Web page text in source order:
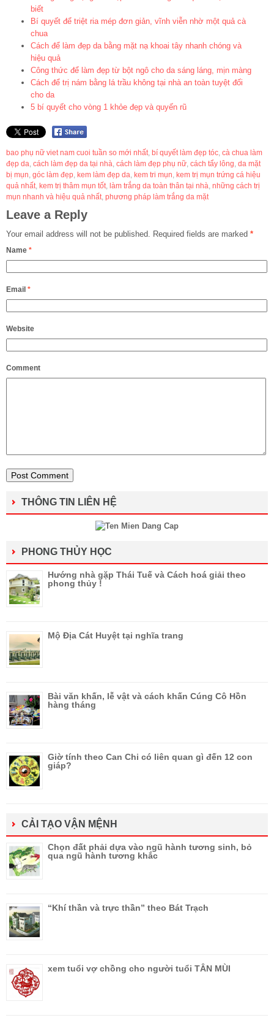
biết
Bí quyết để triệt ria mép đơn giản, vĩnh viễn nhờ một quả cà
chua
Cách để làm đẹp da bằng mặt nạ khoai tây nhanh chóng và
hiệu quả
Công thức để làm đẹp từ bột ngô cho da sáng láng, mịn màng
Cách để trị nám bằng lá trầu không tại nhà an toàn tuyệt đối
cho da
5 bí quyết cho vòng 1 khỏe đẹp và quyến rũ
bao phụ nữ viet nam cuoi tuần so mới nhất, bí quyết làm đẹp tóc, cà chua làm
đẹp da, cách làm đẹp da tại nhà, cách làm đẹp phụ nữ, cách tẩy lông, da mặt
bị mụn, góc làm đẹp, kem làm đẹp da, kem tri mụn, kem trị mụn trứng cá hiệu
quả nhất, kem trị thâm mụn tốt, làm trắng da toàn thân tại nhà, những cách trị
mụn nhanh và hiệu quả nhất, phương pháp làm trắng da mặt
Leave a Reply
Your email address will not be published. Required fields are marked *
Name *
Email *
Website
Comment
THÔNG TIN LIÊN HỆ
PHONG THỦY HỌC
Hướng nhà gặp Thái Tuế và Cách hoá giải theo
phong thủy !
Mộ Địa Cát Huyệt tại nghĩa trang
Bài văn khấn, lễ vật và cách khấn Cúng Cô Hồn
hàng tháng
Giờ tính theo Can Chi có liên quan gì đến 12 con
giáp?
CẢI TẠO VẬN MỆNH
Chọn đất phải dựa vào ngũ hành tương sinh, bỏ
qua ngũ hành tương khắc
“Khí thần và trực thần” theo Bát Trạch
xem tuổi vợ chồng cho người tuổi TÂN MÙI